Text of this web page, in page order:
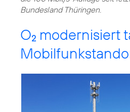
Bundesland Thüringen.
O2 modernisiert